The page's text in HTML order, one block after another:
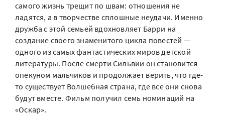
самого жизнь трещит по швам: отношения не
ладятся, а в творчестве сплошные неудачи. Именно
дружба с этой семьей вдохновляет Барри на
создание своего знаменитого цикла повестей —
одного из самых фантастических миров детской
литературы. После смерти Сильвии он становится
опекуном мальчиков и продолжает верить, что где-
то существует Волшебная страна, где все они снова
будут вместе. Фильм получил семь номинаций на
«Оскар».